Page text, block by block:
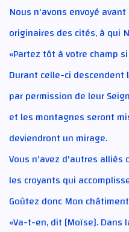
Nous n'avons envoyé
originaires des cités, à qui
«Partez tôt à votre champ
Durant celle-ci
par permission de leur
et les montagnes seront
deviendront un mirage.
Vous n'avez d'autres alliés
les croyants qui
Goûtez donc Mon
«Va-t-en, dit [Moïse]. Dans